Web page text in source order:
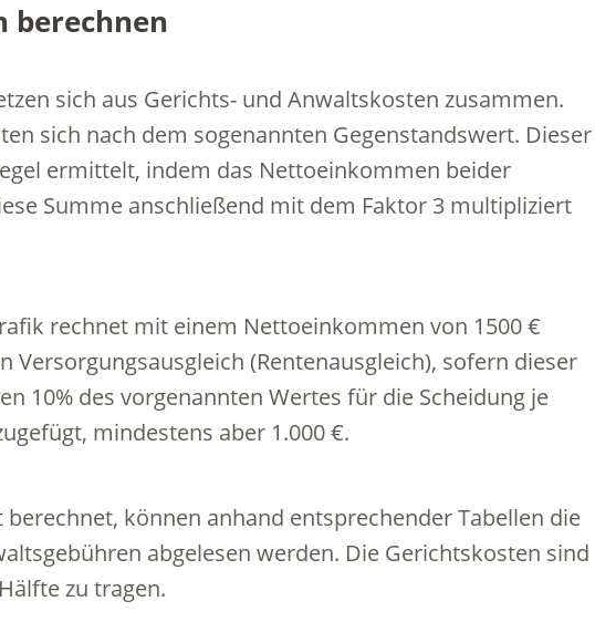
berechnen
sich aus Gerichts- und Anwaltskosten zusammen.
sich nach dem sogenannten Gegenstandswert. Dieser
ermittelt, indem das Nettoeinkommen beider
Summe anschließend mit dem Faktor 3 multipliziert
rechnet mit einem Nettoeinkommen von 1500 €
Versorgungsausgleich (Rentenausgleich), sofern dieser
10% des vorgenannten Wertes für die Scheidung je
mindestens aber 1.000 €.
können anhand entsprechender Tabellen die
abgelesen werden. Die Gerichtskosten sind
zu tragen.